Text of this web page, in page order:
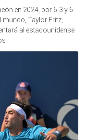
en 2024, por 6-3 y 6-
mundo, Taylor Fritz,
al estadounidense